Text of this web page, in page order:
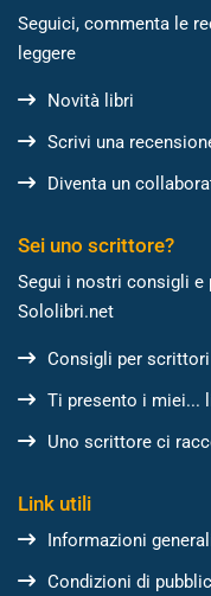
Seguici, commenta le
leggere
Novità libri
Scrivi una
Diventa un
Sei uno scrittore?
Segui i nostri consigli
Sololibri.net
Consigli per scrittori
Ti presento i miei...
Uno scrittore ci
Link utili
Informazioni
Condizioni di